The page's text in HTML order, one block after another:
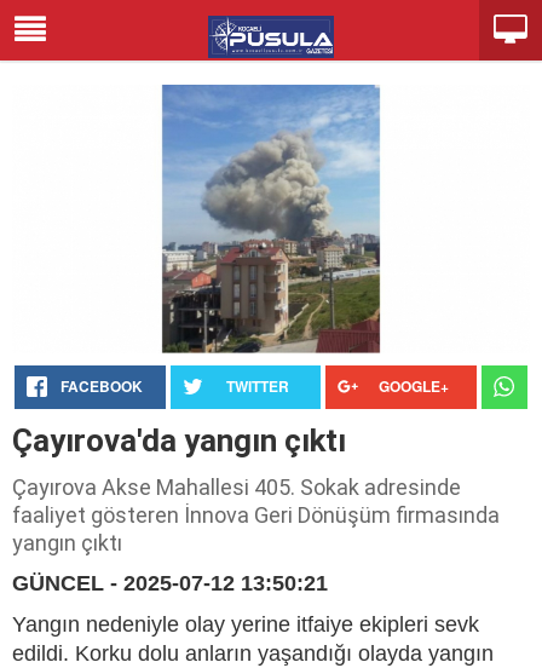
FACEBOOK TWITTER GOOGLE+
Çayırova'da yangın çıktı
Çayırova Akse Mahallesi 405. Sokak adresinde
faaliyet gösteren İnnova Geri Dönüşüm firmasında
yangın çıktı
GÜNCEL - 2025-07-12 13:50:21
Yangın nedeniyle olay yerine itfaiye ekipleri sevk
edildi. Korku dolu anların yaşandığı olayda yangın